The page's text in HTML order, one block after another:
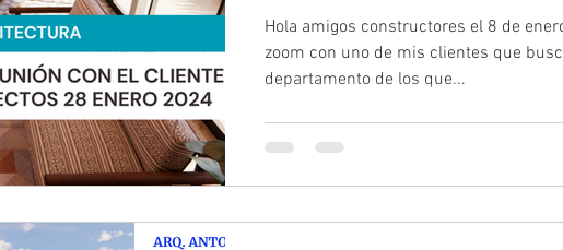
ENERO 2024 -
con uno de mis
aprender como
clientes en
Hola amigos constructores el 8 de
zoom con uno de mis clientes que
departamento de los que...